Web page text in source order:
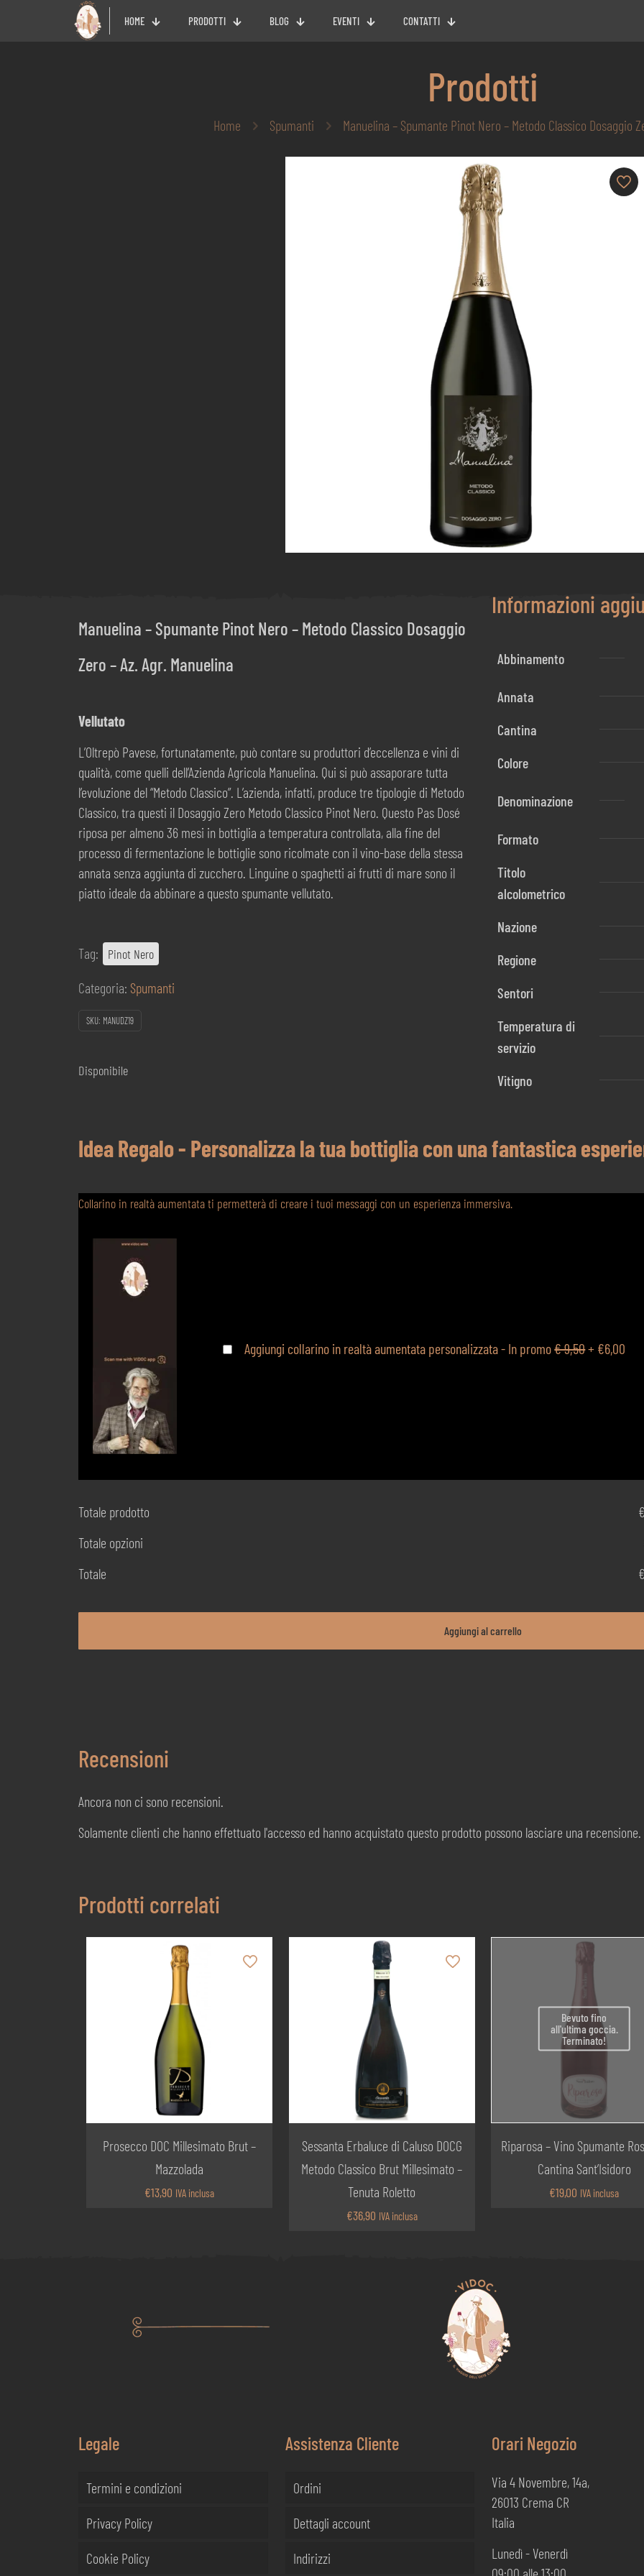
HOME PRODOTTI BLOG EVENTI CONTATTI
Prodotti
Home Spumanti Manuelina – Spumante Pinot Nero – Metodo Classico Dosaggio
Manuelina – Spumante Pinot Nero – Metodo Classico Dosaggio
Zero – Az. Agr. Manuelina
Vellutato
L’Oltrepò Pavese, fortunatamente, può contare su produttori d’eccellenza e vini di
qualità, come quelli dell’Azienda Agricola Manuelina. Qui si può assaporare tutta
l’evoluzione del “Metodo Classico”. L’azienda, infatti, produce tre tipologie di Metodo
Classico, tra questi il Dosaggio Zero Metodo Classico Pinot Nero. Questo Pas Dosé
riposa per almeno 36 mesi in bottiglia a temperatura controllata, alla fine del
processo di fermentazione le bottiglie sono ricolmate con il vino-base della stessa
annata senza aggiunta di zucchero. Linguine o spaghetti ai frutti di mare sono il
piatto ideale da abbinare a questo spumante vellutato.
Tag: Pinot Nero
Categoria: Spumanti
SKU: MANUDZ19
Disponibile
Informazioni
Abbinamento
Annata
Cantina
Colore
Denominazione
Formato
Titolo
alcolometrico
Nazione
Regione
Sentori
Temperatura di
servizio
Vitigno
Idea Regalo - Personalizza la tua bottiglia con una fantastica
Collarino in realtà aumentata ti permetterà di creare i tuoi messaggi con un esperienza immersiva.
Aggiungi collarino in realtà aumentata personalizzata - In promo€ 9,50+ €6,00
Totale prodotto €
Totale opzioni
Totale
€
Aggiungi al carrello
Recensioni
Ancora non ci sono recensioni.
Solamente clienti che hanno effettuato l'accesso ed hanno acquistato questo prodotto possono lasciare una recensione.
Prodotti correlati
Prosecco DOC Millesimato Brut –
Mazzolada
€13,90 IVA inclusa
Sessanta Erbaluce di Caluso DOCG
Metodo Classico Brut Millesimato –
Tenuta Roletto
€36,90 IVA inclusa
Bevuto fino
all'ultima goccia.
Terminato!
Riparosa – Vino Spumante
Cantina Sant’Isidoro
€19,00 IVA inclusa
Legale
Termini e condizioni
Privacy Policy
Cookie Policy
Assistenza Cliente
Ordini
Dettagli account
Indirizzi
Orari Negozio
Via 4 Novembre, 14a,
26013 Crema CR
Italia
Lunedì - Venerdì